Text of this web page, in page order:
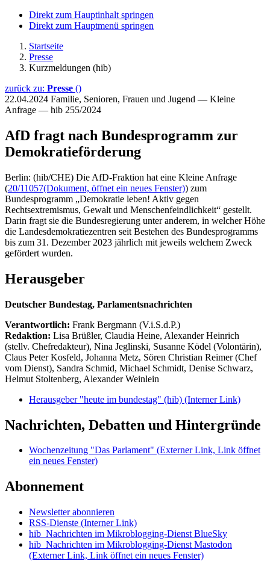
Direkt zum Hauptinhalt springen
Direkt zum Hauptmenü springen
Startseite
Presse
Kurzmeldungen (hib)
zurück zu: Presse ()
22.04.2024 Familie, Senioren, Frauen und Jugend — Kleine
Anfrage — hib 255/2024
AfD fragt nach Bundesprogramm zur
Demokratieförderung
Berlin: (hib/CHE) Die AfD-Fraktion hat eine Kleine Anfrage
(20/11057(Dokument, öffnet ein neues Fenster)) zum
Bundesprogramm „Demokratie leben! Aktiv gegen
Rechtsextremismus, Gewalt und Menschenfeindlichkeit“ gestellt.
Darin fragt sie die Bundesregierung unter anderem, in welcher Höhe
die Landesdemokratiezentren seit Bestehen des Bundesprogramms
bis zum 31. Dezember 2023 jährlich mit jeweils welchem Zweck
gefördert wurden.
Herausgeber
Deutscher Bundestag, Parlamentsnachrichten
Verantwortlich: Frank Bergmann (V.i.S.d.P.)
Redaktion: Lisa Brüßler, Claudia Heine, Alexander Heinrich
(stellv. Chefredakteur), Nina Jeglinski, Susanne Ködel (Volontärin),
Claus Peter Kosfeld, Johanna Metz, Sören Christian Reimer (Chef
vom Dienst), Sandra Schmid, Michael Schmidt, Denise Schwarz,
Helmut Stoltenberg, Alexander Weinlein
Herausgeber "heute im bundestag" (hib) (Interner Link)
Nachrichten, Debatten und Hintergründe
Wochenzeitung "Das Parlament" (Externer Link, Link öffnet
ein neues Fenster)
Abonnement
Newsletter abonnieren
RSS-Dienste (Interner Link)
hib_Nachrichten im Mikroblogging-Dienst BlueSky
hib_Nachrichten im Mikroblogging-Dienst Mastodon
(Externer Link, Link öffnet ein neues Fenster)